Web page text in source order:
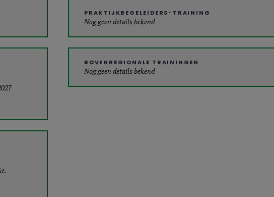
PRAKTIJKBEGELEIDERS-TRAINING
Nog geen details bekend
BOVENREGIONALE TRAININGEN
Nog geen details bekend